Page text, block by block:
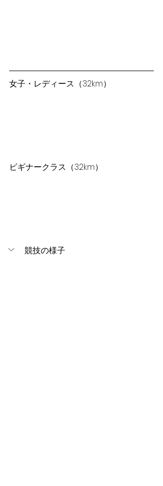
女子・レディース（32km）
ビギナークラス（32km）
競技の様子